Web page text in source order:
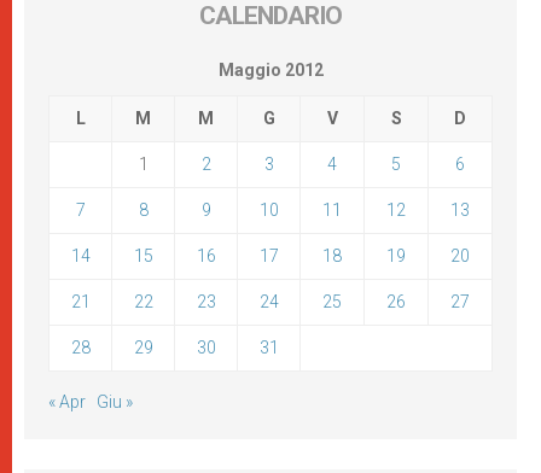
CALENDARIO
Maggio 2012
L M M G V S D
1 2 3 4 5 6
7 8 9 10 11 12 13
14 15 16 17 18 19 20
21 22 23 24 25 26 27
28 29 30 31
« Apr Giu »